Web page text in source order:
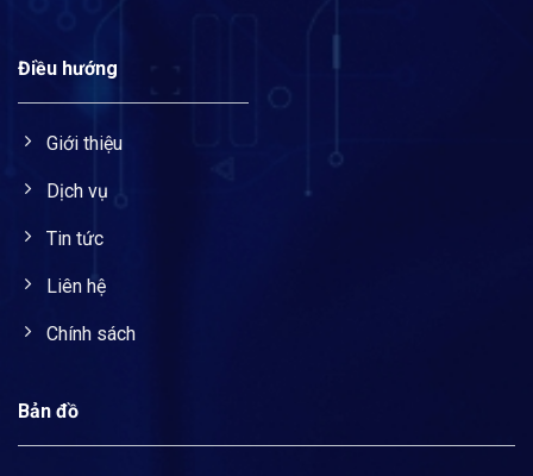
Điều hướng
Giới thiệu
Dịch vụ
Tin tức
Liên hệ
Chính sách
Bản đồ